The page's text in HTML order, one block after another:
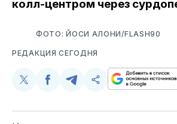
колл-центром через
ФОТО: ЙОСИ АЛОНИ/FLASH90
РЕДАКЦИЯ СЕГОДНЯ
Поделиться
Twitter
Поделиться
Facebook
Поделиться
Telegram
Скопируйте
поделитесь